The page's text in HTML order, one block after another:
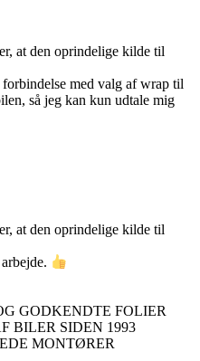
at den oprindelige kilde til
med valg af wrap til
så jeg kan kun udtale mig
at den oprindelige kilde til
GODKENDTE FOLIER
BILER SIDEN 1993
MONTØRER